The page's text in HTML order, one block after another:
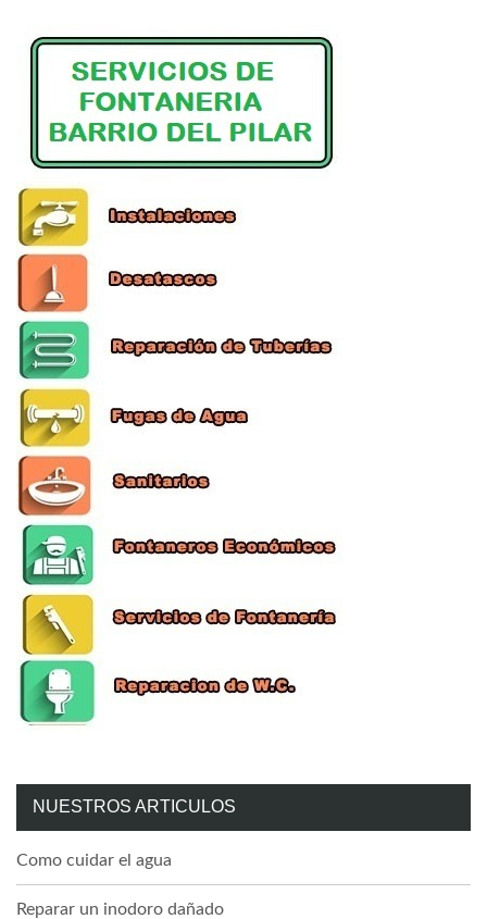
NUESTROS ARTICULOS
Como cuidar el agua
Reparar un inodoro dañado